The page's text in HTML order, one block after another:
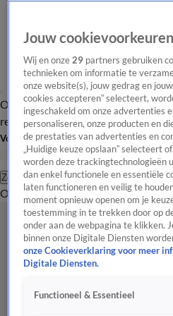
Overzicht Laatste nieuws Regionieuws
redactie
Volg Hart van Nederland
Zoeken
OverzichtRegioUitzendingenWeer
Jouw cookievoorkeuren
Wij en onze29 partners gebruiken
technieken om informatie te
onze website(s), jouw gedrag en
cookies accepteren” selecteert,
ingeschakeld om onze advertenties
personaliseren, onze producten en
de prestaties van advertenties en
„Huidige keuze opslaan” selecteert
worden deze trackingtechnologieën
dan enkel functionele en essentiële
laten functioneren en veilig te
moment opnieuw openen om je
toestemming in te trekken door op
onder aan de webpagina te klikken.
binnen onze Digitale Diensten
onze Cookieverklaring voor meer
Digitale Diensten.
Functioneel & Essentieel